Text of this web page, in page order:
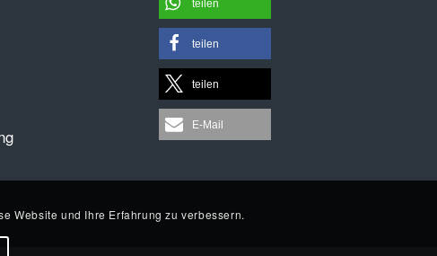
teilen
teilen
teilen
E-Mail
Website und Ihre Erfahrung zu verbessern.